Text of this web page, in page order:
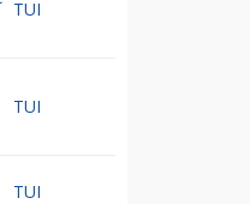
TUI
TUI
TUI